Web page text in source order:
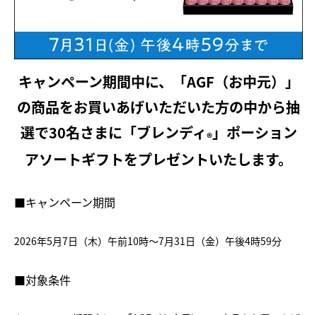
キャンペーン期間中に、「AGF（お中元）」
の商品をお買いあげいただいた方の中から抽
選で30名さまに「ブレンディ®」ポーション
アソートギフトをプレゼントいたします。
■キャンペーン期間
2026年5月7日（木）午前10時～7月31日（金）午後4時59分
■対象条件